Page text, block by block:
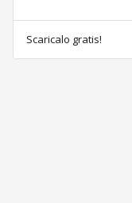
Scaricalo gratis!